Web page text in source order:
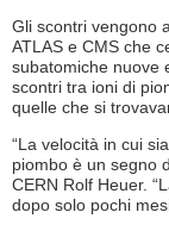
Gli scontri vengono
ATLAS e CMS che
subatomiche nuove
scontri tra ioni di
quelle che si
“La velocità in cui
piombo è un segno
CERN Rolf Heuer.
dopo solo pochi